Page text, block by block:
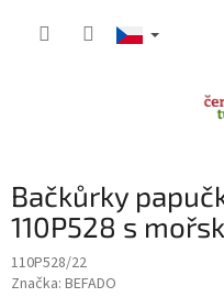
Bačkůrky
110P528 s
110P528/22
Značka: BEFADO